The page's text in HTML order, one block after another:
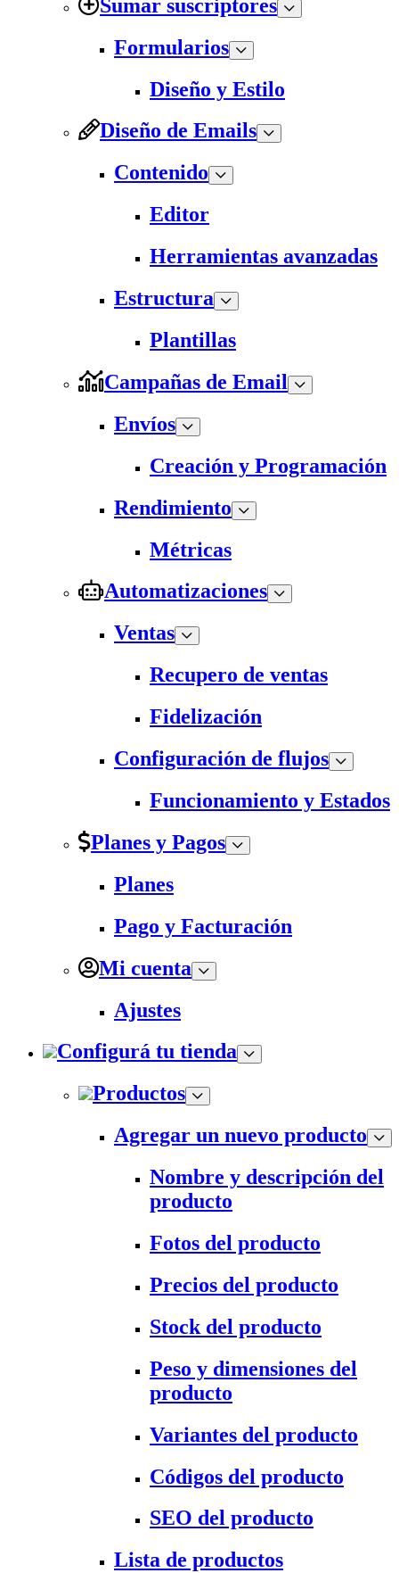
Sumar suscriptores
Formularios
Diseño y Estilo
Diseño de Emails
Contenido
Editor
Herramientas avanzadas
Estructura
Plantillas
Campañas de Email
Envíos
Creación y Programación
Rendimiento
Métricas
Automatizaciones
Ventas
Recupero de ventas
Fidelización
Configuración de flujos
Funcionamiento y Estados
Planes y Pagos
Planes
Pago y Facturación
Mi cuenta
Ajustes
Configurá tu tienda
Productos
Agregar un nuevo producto
Nombre y descripción del
producto
Fotos del producto
Precios del producto
Stock del producto
Peso y dimensiones del
producto
Variantes del producto
Códigos del producto
SEO del producto
Lista de productos